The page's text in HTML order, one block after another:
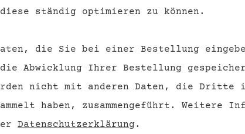
Barrierefreiheit
VERTRAG WIDERRUFEN
ständig optimieren zu können.
die Sie bei einer Bestellung
Abwicklung Ihrer Bestellung
nicht mit anderen Daten, die Dritte
haben, zusammengeführt.
Weitere
Datenschutzerklärung .